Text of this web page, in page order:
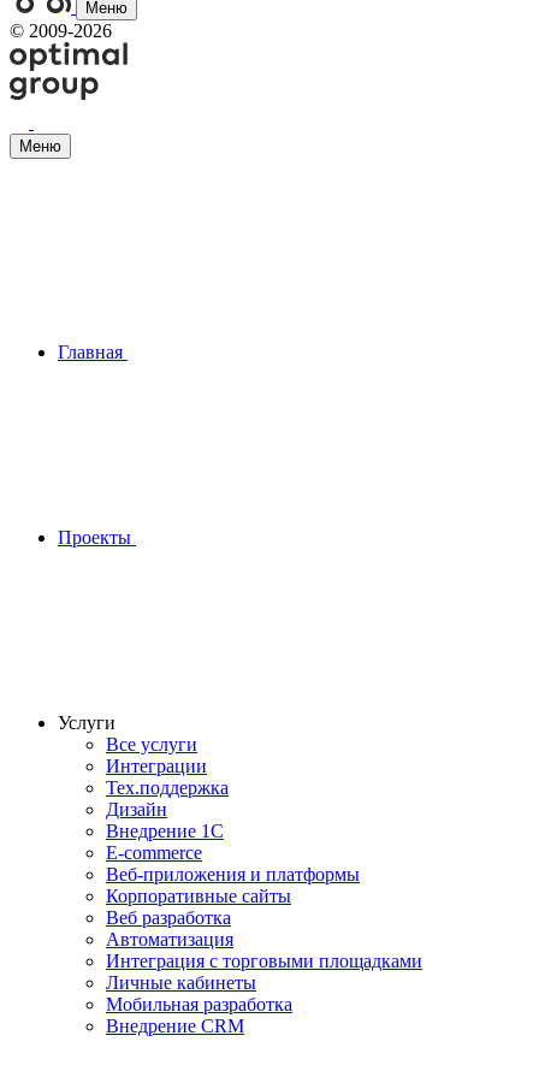
Меню
© 2009-2026
Меню
Главная
Проекты
Услуги
Все услуги
Интеграции
Тех.поддержка
Дизайн
Внедрение 1С
E-commerce
Веб-приложения и платформы
Корпоративные сайты
Веб разработка
Автоматизация
Интеграция с торговыми площадками
Личные кабинеты
Мобильная разработка
Внедрение CRM